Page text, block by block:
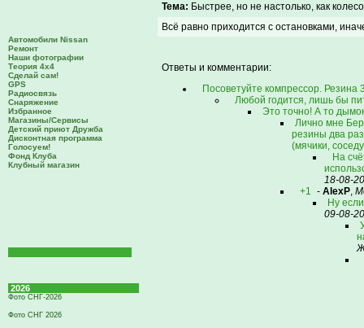
Автомобили Nissan
Ремонт
Наши фотографии
Теория 4х4
Сделай сам!
GPS
Радиосвязь
Снаряжение
Избранное
Магазины/Сервисы
Детский приют Дружба
Дисконтная программа
Голосуем!
Фонд Клуба
Клубный магазин
2026
Фото СНГ-2026
Фото СНГ 2026
Тема: Быстрее, но не настолько, как
Всё равно приходится с остановками,
Ответы и комментарии:
Посоветуйте компрессор. Резина
Любой годится, лишь бы
Это точно! А то
Лично мне
резины два
(мячики,
На
18-08-
+1 - AlexP,
Ну
09-08-